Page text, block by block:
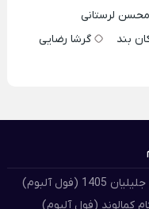
محسن لرستانی
بند
گرشا رضایی
آلبوم)
کمالوند (فول آلبوم)